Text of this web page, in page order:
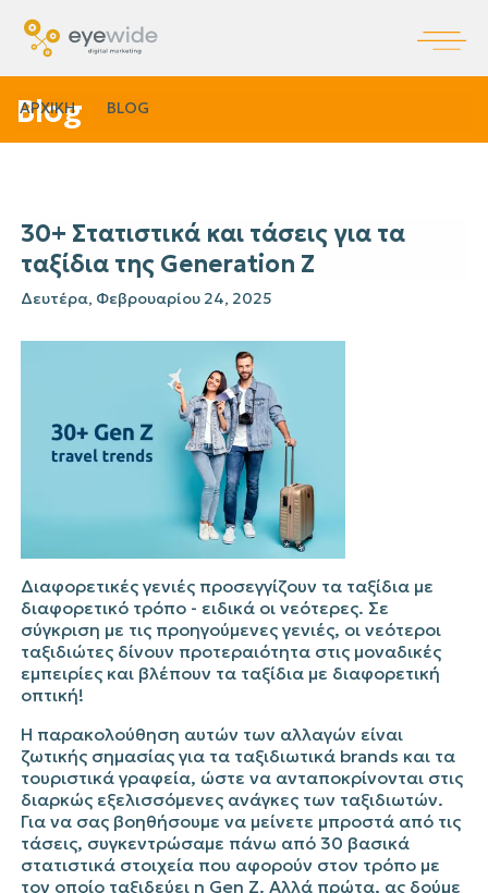
ΑΡΧΙΚΗ BLOG
Blog
30+ Στατιστικά και τάσεις για τα
ταξίδια της Generation Z
Δευτέρα, Φεβρουαρίου 24, 2025
Διαφορετικές γενιές προσεγγίζουν τα ταξίδια με
διαφορετικό τρόπο - ειδικά οι νεότερες. Σε
σύγκριση με τις προηγούμενες γενιές, οι νεότεροι
ταξιδιώτες δίνουν προτεραιότητα στις μοναδικές
εμπειρίες και βλέπουν τα ταξίδια με διαφορετική
οπτική!
Η παρακολούθηση αυτών των αλλαγών είναι
ζωτικής σημασίας για τα ταξιδιωτικά brands και τα
τουριστικά γραφεία, ώστε να ανταποκρίνονται στις
διαρκώς εξελισσόμενες ανάγκες των ταξιδιωτών.
Για να σας βοηθήσουμε να μείνετε μπροστά από τις
τάσεις, συγκεντρώσαμε πάνω από 30 βασικά
στατιστικά στοιχεία που αφορούν στον τρόπο με
τον οποίο ταξιδεύει η Gen Z. Αλλά πρώτα, ας δούμε